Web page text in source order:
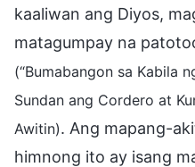
kaaliwan ang Diyos,
matagumpay na
(“Bumabangon sa Kabila
Sundan ang Cordero at
Awitin). Ang mapang-
himnong ito ay isang